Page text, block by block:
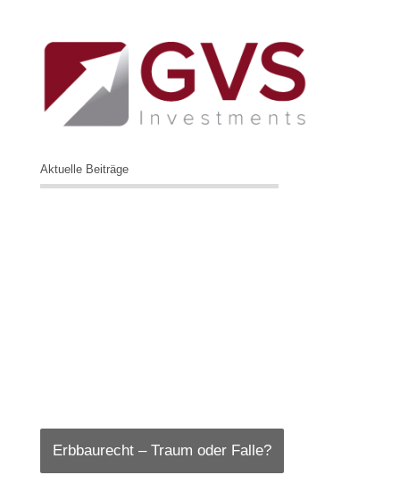
Aktuelle Beiträge
Erbbaurecht – Traum oder Falle?
Rohstoffe – Hüter & Weiser
Kapitalpuffer-Abschaffung: Was ändert
sich?
Kryptowährungen – Digitale Assets
Immobilienverkauf: Überpreisung kostet
9-Euro-Ticket: Ziel erreicht?
Bitcoin – Anstieg : Wie stabil ?